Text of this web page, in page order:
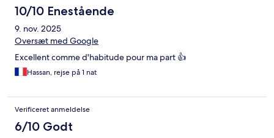
10/10 Enestående
9. nov. 2025
Oversæt med Google
Excellent comme d'habitude pour ma part 👍
Hassan, rejse på 1 nat
Verificeret anmeldelse
6/10 Godt